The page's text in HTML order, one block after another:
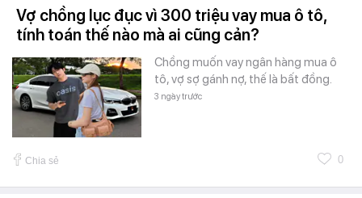
Vợ chồng lục đục vì 300 triệu vay mua ô tô,
tính toán thế nào mà ai cũng cản?
Chồng muốn vay ngân hàng mua ô
tô, vợ sợ gánh nợ, thế là bất đồng.
3 ngày trước
Chia sẻ 0